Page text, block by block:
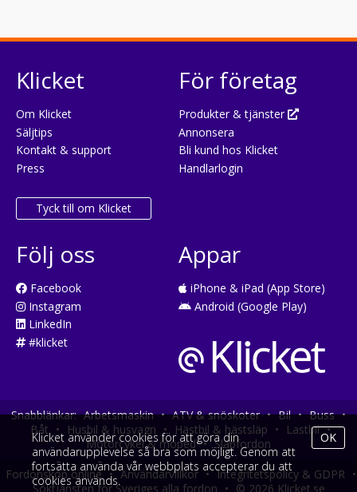
Klicket
Om Klicket
Säljtips
Kontakt & support
Press
Tyck till om Klicket
För företag
Produkter & tjänster
Annonsera
Bli kund hos Klicket
Handlarlogin
Följ oss
Facebook
Instagram
LinkedIn
#klicket
Appar
iPhone & iPad (App Store)
Android (Google Play)
Snabblänkar: Arbetsmaskin • ATV & snöskoter • Bil • Buss •
Båt • Husbil & husvagn • Hästbil & hästsläp • Lastbil •
Motorcykel & moped • Släpfordon
Fordonsköp online • Användarvillkor • Integritetspolicy & GDPR •
Söktjänsten för Sveriges alla fordon • © 2026 Klicket.se
Klicket använder cookies för att göra din
användarupplevelse så bra som möjligt. Genom att
fortsätta använda vår webbplats accepterar du att
cookies används.
OK